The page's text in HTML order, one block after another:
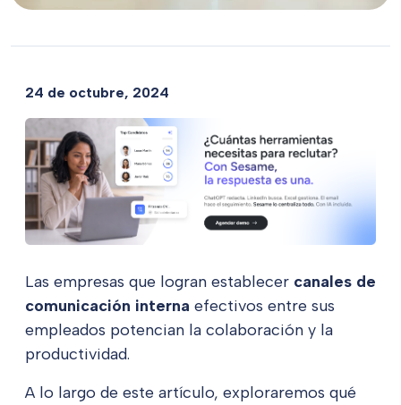
24 de octubre, 2024
Las empresas que logran establecer canales de
comunicación interna efectivos entre sus
empleados potencian la colaboración y la
productividad.
A lo largo de este artículo, exploraremos qué